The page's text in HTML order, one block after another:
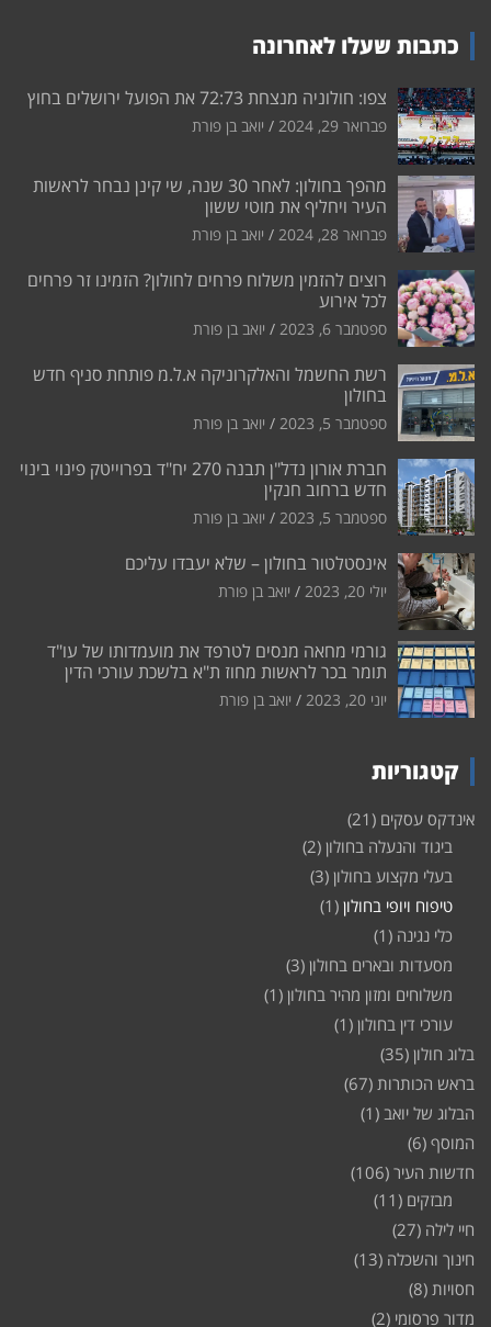
כתבות שעלו לאחרונה
צפו: חולוניה מנצחת 72:73 את הפועל ירושלים בחוץ
פברואר 29, 2024 יואב בן פורת
מהפך בחולון: לאחר 30 שנה, שי קינן נבחר לראשות
העיר ויחליף את מוטי ששון
פברואר 28, 2024 יואב בן פורת
רוצים להזמין משלוח פרחים לחולון? הזמינו זר פרחים
לכל אירוע
ספטמבר 6, 2023 יואב בן פורת
רשת החשמל והאלקרוניקה א.ל.מ פותחת סניף חדש
בחולון
ספטמבר 5, 2023 יואב בן פורת
חברת אורון נדל"ן תבנה 270 יח"ד בפרוייטק פינוי בינוי
חדש ברחוב חנקין
ספטמבר 5, 2023 יואב בן פורת
אינסטלטור בחולון – שלא יעבדו עליכם
יולי 20, 2023 יואב בן פורת
גורמי מחאה מנסים לטרפד את מועמדותו של עו"ד
תומר בכר לראשות מחוז ת"א בלשכת עורכי הדין
יוני 20, 2023 יואב בן פורת
קטגוריות
אינדקס עסקים (21)
ביגוד והנעלה בחולון (2)
בעלי מקצוע בחולון (3)
טיפוח ויופי בחולון (1)
כלי נגינה (1)
מסעדות ובארים בחולון (3)
משלוחים ומזון מהיר בחולון (1)
עורכי דין בחולון (1)
בלוג חולון (35)
בראש הכותרות (67)
הבלוג של יואב (1)
המוסף (6)
חדשות העיר (106)
מבזקים (11)
חיי לילה (27)
חינוך והשכלה (13)
חסויות (8)
מדור פרסומי (2)